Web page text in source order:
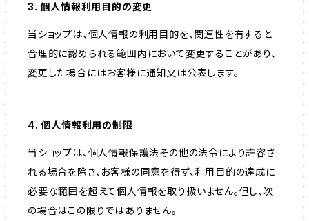
3. 個人情報利用目的の変更
当ショップは、個人情報の利用目的を、関連性を有すると
合理的に認められる範囲内において変更することがあり、
変更した場合にはお客様に通知又は公表します。
4. 個人情報利用の制限
当ショップは、個人情報保護法その他の法令により許容さ
れる場合を除き、お客様の同意を得ず、利用目的の達成に
必要な範囲を超えて個人情報を取り扱いません。但し、次
の場合はこの限りではありません。